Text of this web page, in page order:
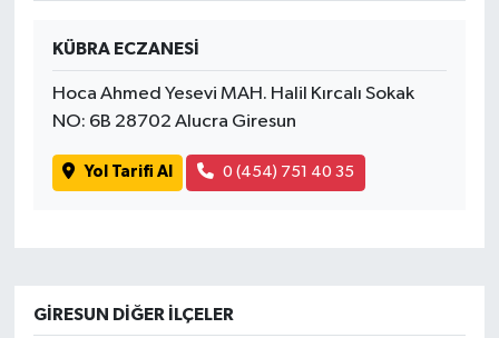
KÜBRA ECZANESİ
Hoca Ahmed Yesevi MAH. Halil Kırcalı Sokak
NO: 6B 28702 Alucra Giresun
Yol Tarifi Al 0 (454) 751 40 35
GIRESUN DIĞER İLÇELER